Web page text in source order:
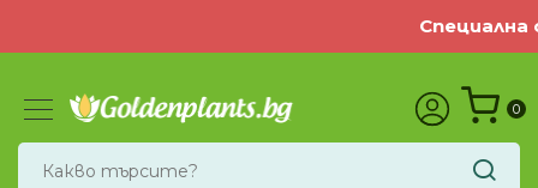
Специална
0